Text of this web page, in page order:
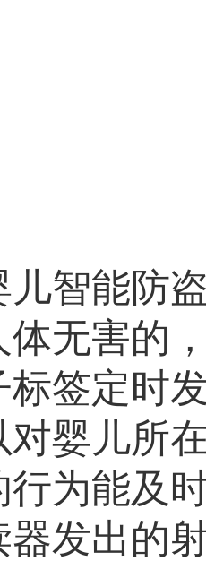
能防盗
体无害的
标签定时
对婴儿所
行为能及
器发出的